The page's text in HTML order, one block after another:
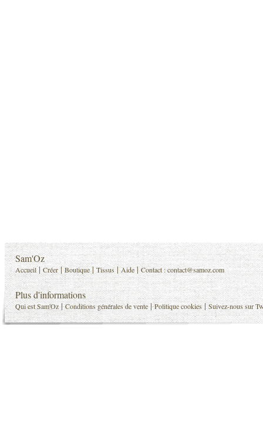
Sam'Oz
Accueil |Créer |Boutique |Tissus |Aide |Contact :contact@samoz.com
Plus d'informations
Qui est Sam'Oz |Conditions générales de vente |Politique cookies |Suivez-nous sur